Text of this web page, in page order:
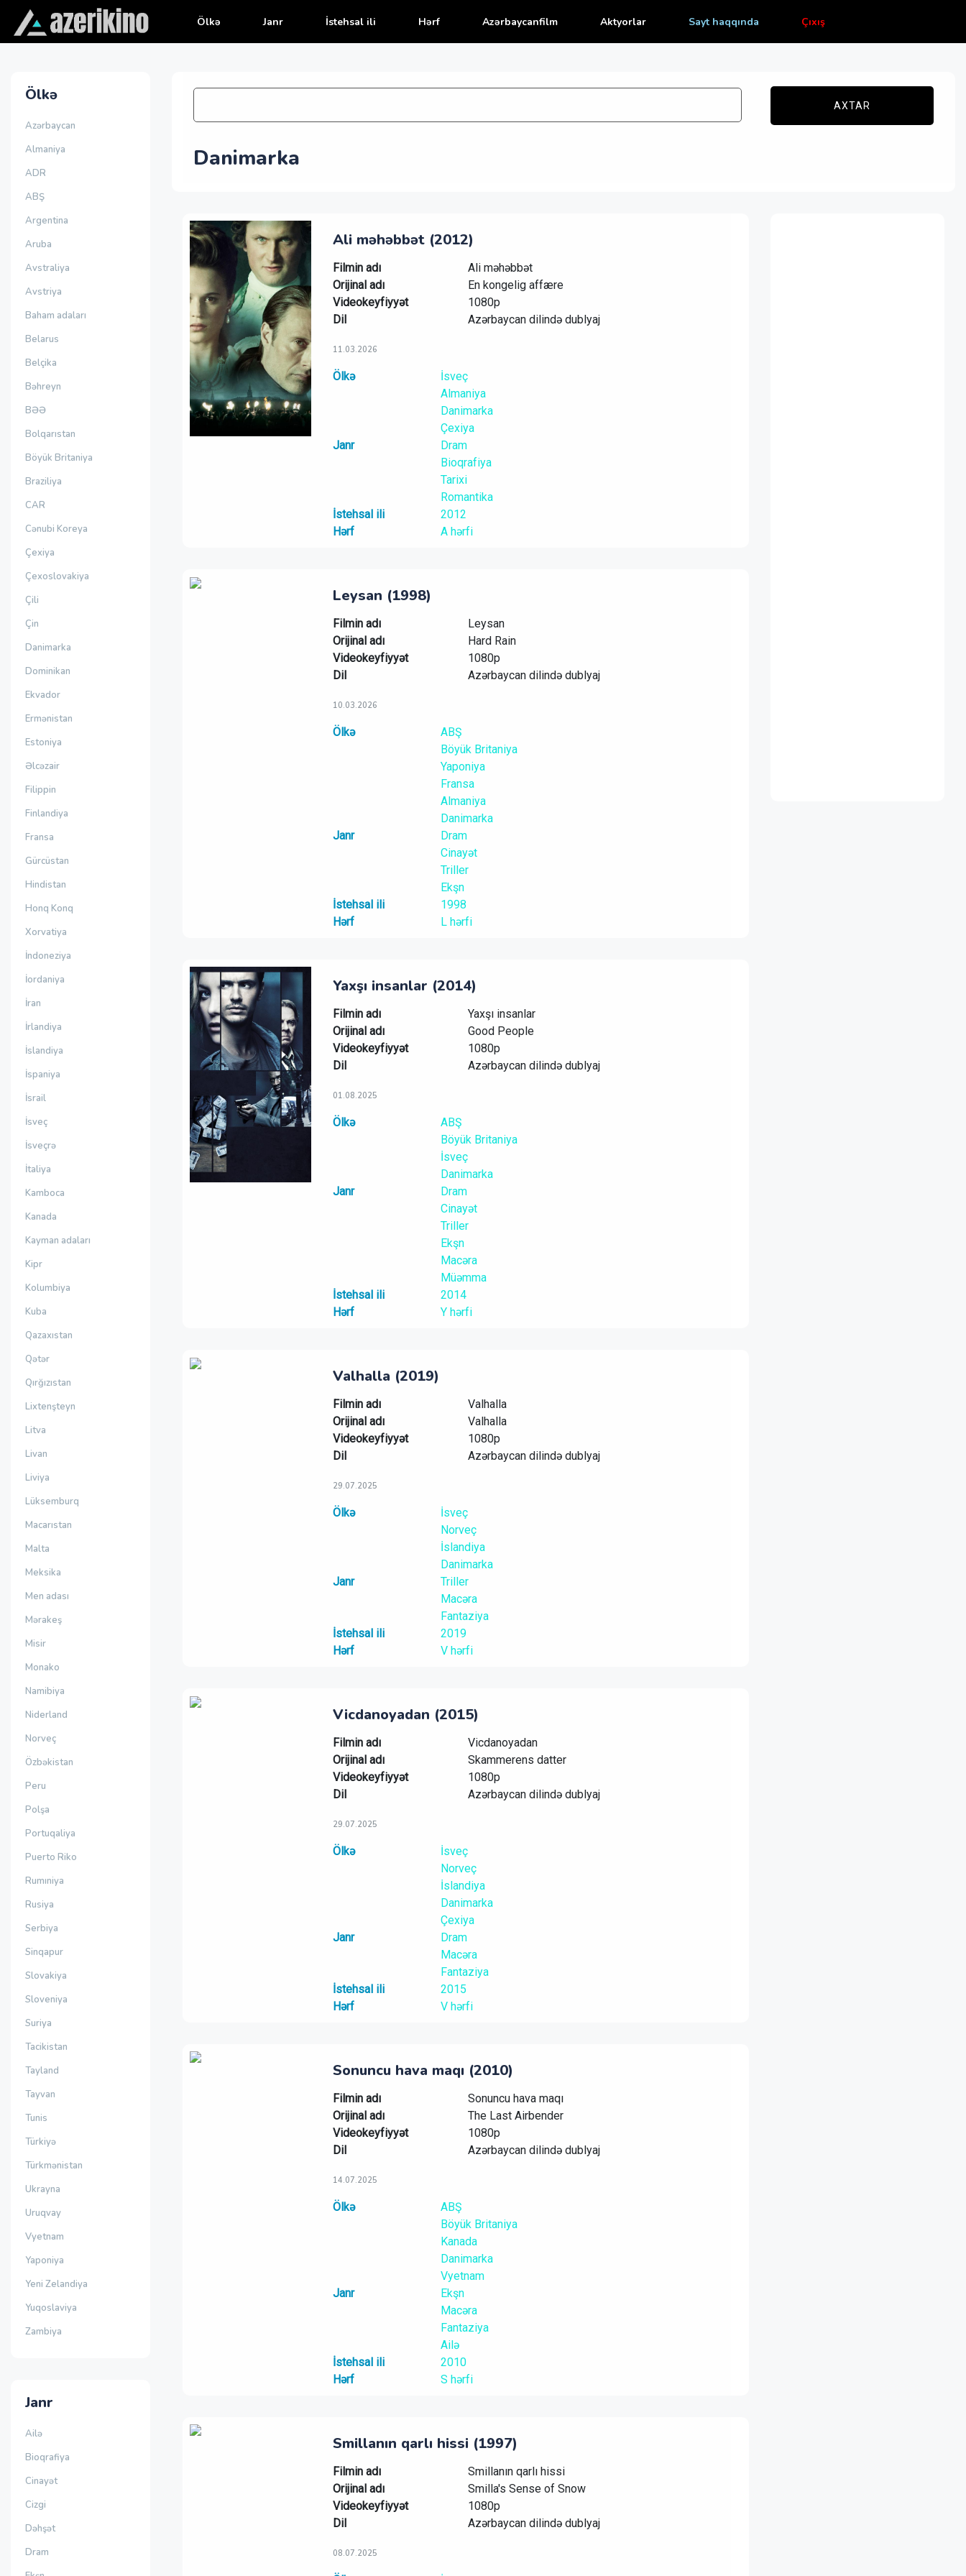
Ölkə Janr İstehsal ili Hərf Azərbaycanfilm Aktyorlar Sayt haqqında Çıxış
Ölkə
Azərbaycan
Almaniya
ADR
ABŞ
Argentina
Aruba
Avstraliya
Avstriya
Baham adaları
Belarus
Belçika
Bəhreyn
BƏƏ
Bolqarıstan
Böyük Britaniya
Braziliya
CAR
Cənubi Koreya
Çexiya
Çexoslovakiya
Çili
Çin
Danimarka
Dominikan
Ekvador
Ermənistan
Estoniya
Əlcəzair
Filippin
Finlandiya
Fransa
Gürcüstan
Hindistan
Honq Konq
Xorvatiya
İndoneziya
İordaniya
İran
İrlandiya
İslandiya
İspaniya
İsrail
İsveç
İsveçrə
İtaliya
Kamboca
Kanada
Kayman adaları
Kipr
Kolumbiya
Kuba
Qazaxıstan
Qətər
Qırğızıstan
Lixtenşteyn
Litva
Livan
Liviya
Lüksemburq
Macarıstan
Malta
Meksika
Men adası
Mərakeş
Misir
Monako
Namibiya
Niderland
Norveç
Özbəkistan
Peru
Polşa
Portuqaliya
Puerto Riko
Rumıniya
Rusiya
Serbiya
Sinqapur
Slovakiya
Sloveniya
Suriya
Tacikistan
Tayland
Tayvan
Tunis
Türkiyə
Türkmənistan
Ukrayna
Uruqvay
Vyetnam
Yaponiya
Yeni Zelandiya
Yuqoslaviya
Zambiya
Janr
Ailə
Bioqrafiya
Cinayət
Cizgi
Dəhşət
Dram
AXTAR
Danimarka
Ali məhəbbət (2012)
Filmin adı
Ali məhəbbət
Orijinal adı
En kongelig affære
Videokeyfiyyət
1080p
Dil
Azərbaycan dilində dublyaj
11.03.2026
Ölkə
İsveç
Almaniya
Danimarka
Çexiya
Janr
Dram
Bioqrafiya
Tarixi
Romantika
İstehsal ili
2012
Hərf
A hərfi
Leysan (1998)
Filmin adı
Leysan
Orijinal adı
Hard Rain
Videokeyfiyyət
1080p
Dil
Azərbaycan dilində dublyaj
10.03.2026
Ölkə
ABŞ
Böyük Britaniya
Yaponiya
Fransa
Almaniya
Danimarka
Janr
Dram
Cinayət
Triller
Ekşn
İstehsal ili
1998
Hərf
L hərfi
Yaxşı insanlar (2014)
Filmin adı
Yaxşı insanlar
Orijinal adı
Good People
Videokeyfiyyət
1080p
Dil
Azərbaycan dilində dublyaj
01.08.2025
Ölkə
ABŞ
Böyük Britaniya
İsveç
Danimarka
Janr
Dram
Cinayət
Triller
Ekşn
Macəra
Müəmma
İstehsal ili
2014
Hərf
Y hərfi
Valhalla (2019)
Filmin adı
Valhalla
Orijinal adı
Valhalla
Videokeyfiyyət
1080p
Dil
Azərbaycan dilində dublyaj
29.07.2025
Ölkə
İsveç
Norveç
İslandiya
Danimarka
Janr
Triller
Macəra
Fantaziya
İstehsal ili
2019
Hərf
V hərfi
Vicdanoyadan (2015)
Filmin adı
Vicdanoyadan
Orijinal adı
Skammerens datter​
Videokeyfiyyət
1080p
Dil
Azərbaycan dilində dublyaj
29.07.2025
Ölkə
İsveç
Norveç
İslandiya
Danimarka
Çexiya
Janr
Dram
Macəra
Fantaziya
İstehsal ili
2015
Hərf
V hərfi
Sonuncu hava maqı (2010)
Filmin adı
Sonuncu hava maqı
Orijinal adı
The Last Airbender
Videokeyfiyyət
1080p
Dil
Azərbaycan dilində dublyaj
14.07.2025
Ölkə
ABŞ
Böyük Britaniya
Kanada
Danimarka
Vyetnam
Janr
Ekşn
Macəra
Fantaziya
Ailə
İstehsal ili
2010
Hərf
S hərfi
Smillanın qarlı hissi (1997)
Filmin adı
Smillanın qarlı hissi
Orijinal adı
Smilla's Sense of Snow
Videokeyfiyyət
1080p
Dil
Azərbaycan dilində dublyaj
08.07.2025